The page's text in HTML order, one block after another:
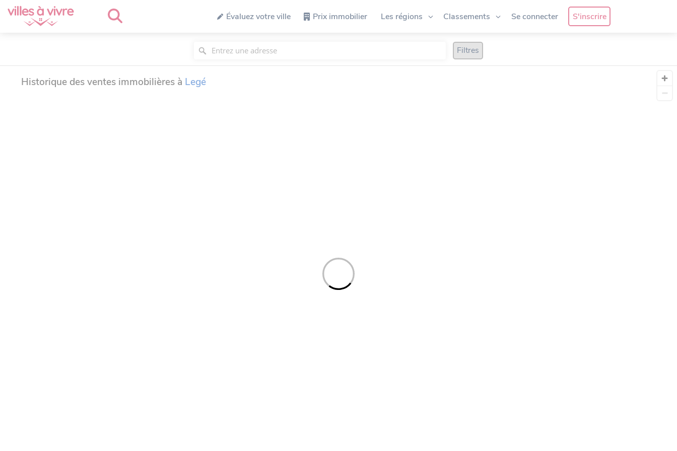
Évaluez votre ville Prix immobilier Les régions Classements Se connecter S'inscrire
Filtres
Historique des ventes immobilières à Legé